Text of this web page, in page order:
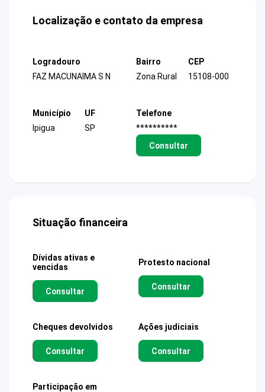
Localização e contato da empresa
Logradouro
FAZ MACUNAIMA S N
Bairro
Zona Rural
CEP
15108-000
Município
Ipigua
UF
SP
Telefone
**********
Consultar
Situação financeira
Dívidas ativas e
vencidas
Consultar
Protesto nacional
Consultar
Cheques devolvidos
Consultar
Ações judiciais
Consultar
Participação em